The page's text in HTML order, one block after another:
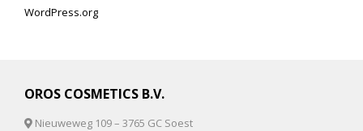
WordPress.org
OROS COSMETICS B.V.
Nieuweweg 109 – 3765 GC Soest